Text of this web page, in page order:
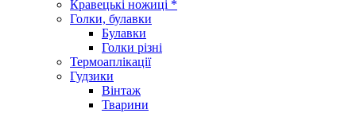
Кравецькі ножиці *
Голки, булавки
Булавки
Голки різні
Термоаплікації
Гудзики
Вінтаж
Тварини